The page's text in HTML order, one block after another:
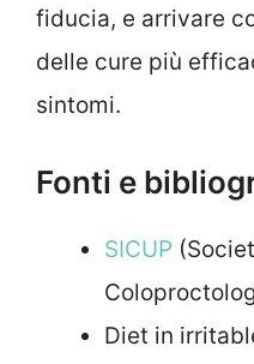
fiducia, e arrivare
delle cure più
sintomi.
Fonti e
SICUP
Diet in